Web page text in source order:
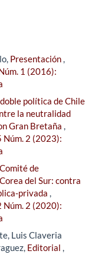
Presentación,
1 (2016):
política de Chile
la neutralidad
Gran Bretaña ,
Núm. 2 (2023):
de
del Sur: contra
privada ,
Núm. 2 (2020):
Luis Claveria
Editorial ,